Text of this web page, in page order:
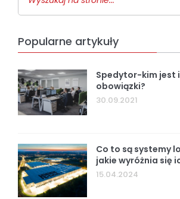
Popularne artykuły
Spedytor-kim jest
obowiązki?
30.09.2021
Co to są systemy
jakie wyróżnia się
15.04.2024